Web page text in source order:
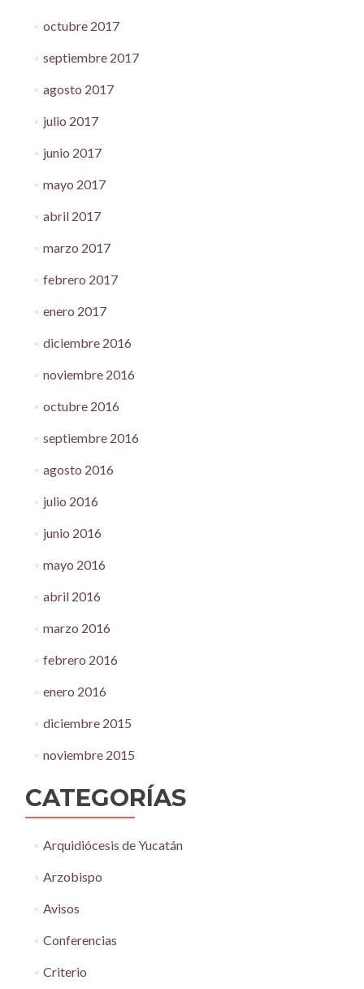
octubre 2017
septiembre 2017
agosto 2017
julio 2017
junio 2017
mayo 2017
abril 2017
marzo 2017
febrero 2017
enero 2017
diciembre 2016
noviembre 2016
octubre 2016
septiembre 2016
agosto 2016
julio 2016
junio 2016
mayo 2016
abril 2016
marzo 2016
febrero 2016
enero 2016
diciembre 2015
noviembre 2015
CATEGORÍAS
Arquidiócesis de Yucatán
Arzobispo
Avisos
Conferencias
Criterio